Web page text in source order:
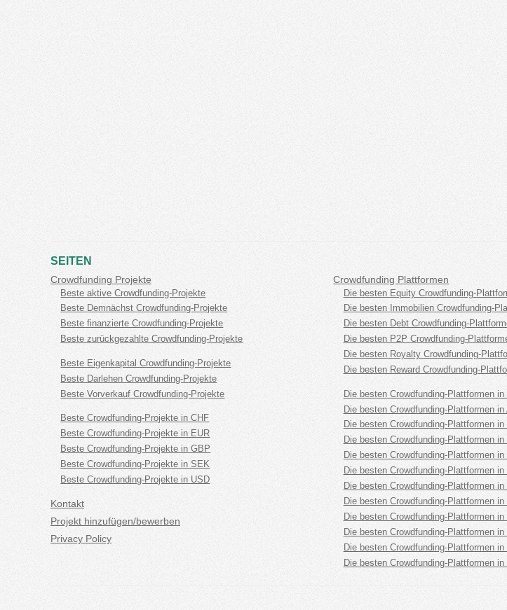
SEITEN
Crowdfunding Projekte
Beste aktive Crowdfunding-Projekte
Beste Demnächst Crowdfunding-Projekte
Beste finanzierte Crowdfunding-Projekte
Beste zurückgezahlte Crowdfunding-Projekte
Beste Eigenkapital Crowdfunding-Projekte
Beste Darlehen Crowdfunding-Projekte
Beste Vorverkauf Crowdfunding-Projekte
Beste Crowdfunding-Projekte in CHF
Beste Crowdfunding-Projekte in EUR
Beste Crowdfunding-Projekte in GBP
Beste Crowdfunding-Projekte in SEK
Beste Crowdfunding-Projekte in USD
Kontakt
Projekt hinzufügen/bewerben
Privacy Policy
Crowdfunding Plattformen
Die besten Equity Crowdfunding-
Die besten Immobilien Crowdfunding-
Die besten Debt Crowdfunding-
Die besten P2P Crowdfunding-
Die besten Royalty Crowdfunding-
Die besten Reward Crowdfunding-
Die besten Crowdfunding-Plattformen
Die besten Crowdfunding-Plattformen in
Die besten Crowdfunding-Plattformen in
Die besten Crowdfunding-Plattformen in
Die besten Crowdfunding-Plattformen in
Die besten Crowdfunding-Plattformen
Die besten Crowdfunding-Plattformen
Die besten Crowdfunding-Plattformen
Die besten Crowdfunding-Plattformen in
Die besten Crowdfunding-Plattformen in
Die besten Crowdfunding-Plattformen in
Die besten Crowdfunding-Plattformen